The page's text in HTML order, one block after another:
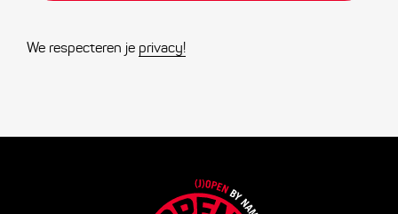
We respecteren je privacy!